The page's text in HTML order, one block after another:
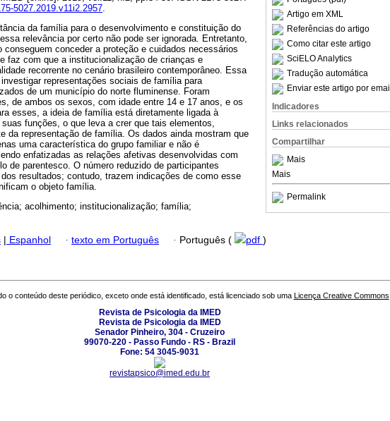
Artigo em XML
Referências do artigo
Como citar este artigo
SciELO Analytics
Tradução automática
Enviar este artigo por email
Indicadores
Links relacionados
Compartilhar
Mais
Mais
Permalink
5027.2019.v11i2.2957.
da família para o desenvolvimento e constituição do
relevância por certo não pode ser ignorada. Entretanto,
conseguem conceder a proteção e cuidados necessários
faz com que a institucionalização de crianças e
recorrente no cenário brasileiro contemporâneo. Essa
representações sociais de família para
de um município do norte fluminense. Foram
de ambos os sexos, com idade entre 14 e 17 anos, e os
esses, a ideia de família está diretamente ligada à
funções, o que leva a crer que tais elementos,
da representação de família. Os dados ainda mostram que
uma característica do grupo familiar e não é
enfatizadas as relações afetivas desenvolvidas com
de parentesco. O número reduzido de participantes
resultados; contudo, trazem indicações de como esse
o objeto família.
acolhimento; institucionalização; família;
| Espanhol · texto em Português · Português ( pdf )
o conteúdo deste periódico, exceto onde está identificado, está licenciado sob uma Licença Creative Commons
Revista de Psicologia da IMED
Revista de Psicologia da IMED
Senador Pinheiro, 304 - Cruzeiro
99070-220 - Passo Fundo - RS - Brazil
Fone: 54 3045-9031
revistapsico@imed.edu.br